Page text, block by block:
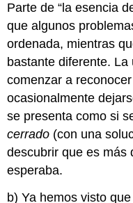
Parte de “la esencia
que algunos
ordenada, mientras
bastante diferente.
comenzar a
ocasionalmente
se presenta como si
cerrado (con una
descubrir que es más
esperaba.
b) Ya hemos visto que